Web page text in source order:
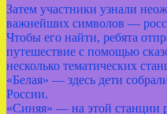
Затем участники узнали
важнейших символов —
Чтобы его найти, ребята
путешествие с помощью
несколько тематических
«Белая» — здесь дети
России.
«Синяя» — на этой станции